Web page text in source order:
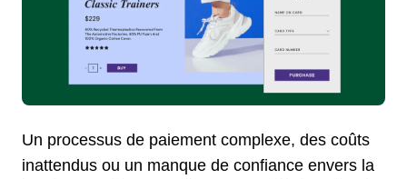
Un processus de paiement complexe, des coûts
inattendus ou un manque de confiance envers la